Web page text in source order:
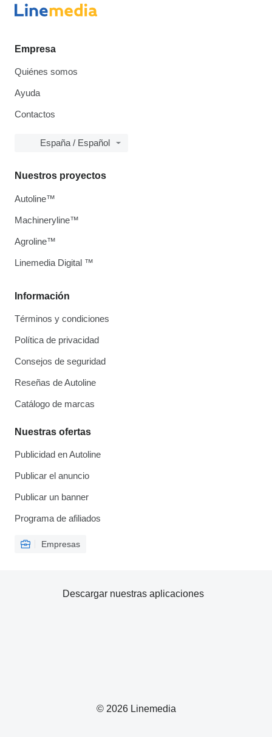
Empresa
Quiénes somos
Ayuda
Contactos
España / Español
Información
Términos y condiciones
Política de privacidad
Consejos de seguridad
Reseñas de Autoline
Catálogo de marcas
Nuestras ofertas
Publicidad en Autoline
Publicar el anuncio
Publicar un banner
Programa de afiliados
Empresas
Nuestros proyectos
Autoline™
Machineryline™
Agroline™
Linemedia Digital ™
© 2026 Linemedia
Descargar nuestras aplicaciones